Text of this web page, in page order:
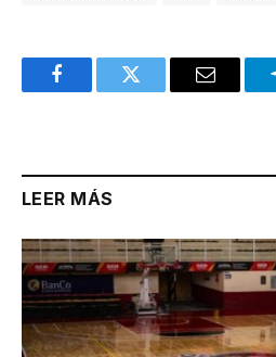
FacebookTwitter Email
LEER MÁS